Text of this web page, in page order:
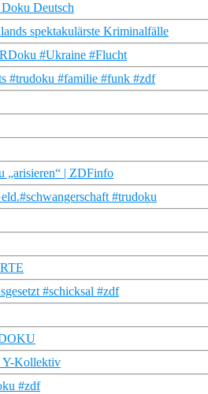
Deutsch
spektakulärste Kriminalfälle
#Ukraine #Flucht
#trudoku #familie #funk #zdf
„arisieren“ | ZDFinfo
#trudoku
#schicksal #zdf
Y-Kollektiv
#zdf